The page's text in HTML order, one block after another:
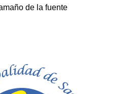
de la fuente